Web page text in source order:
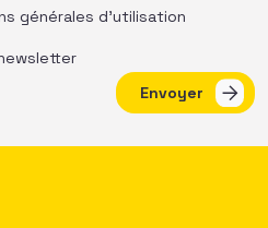
générales d’utilisation
Envoyer